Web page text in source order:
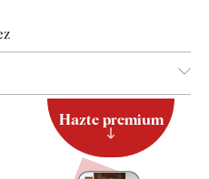
Hazte premium